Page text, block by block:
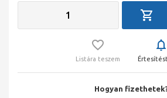
Listára teszem
Hogyan